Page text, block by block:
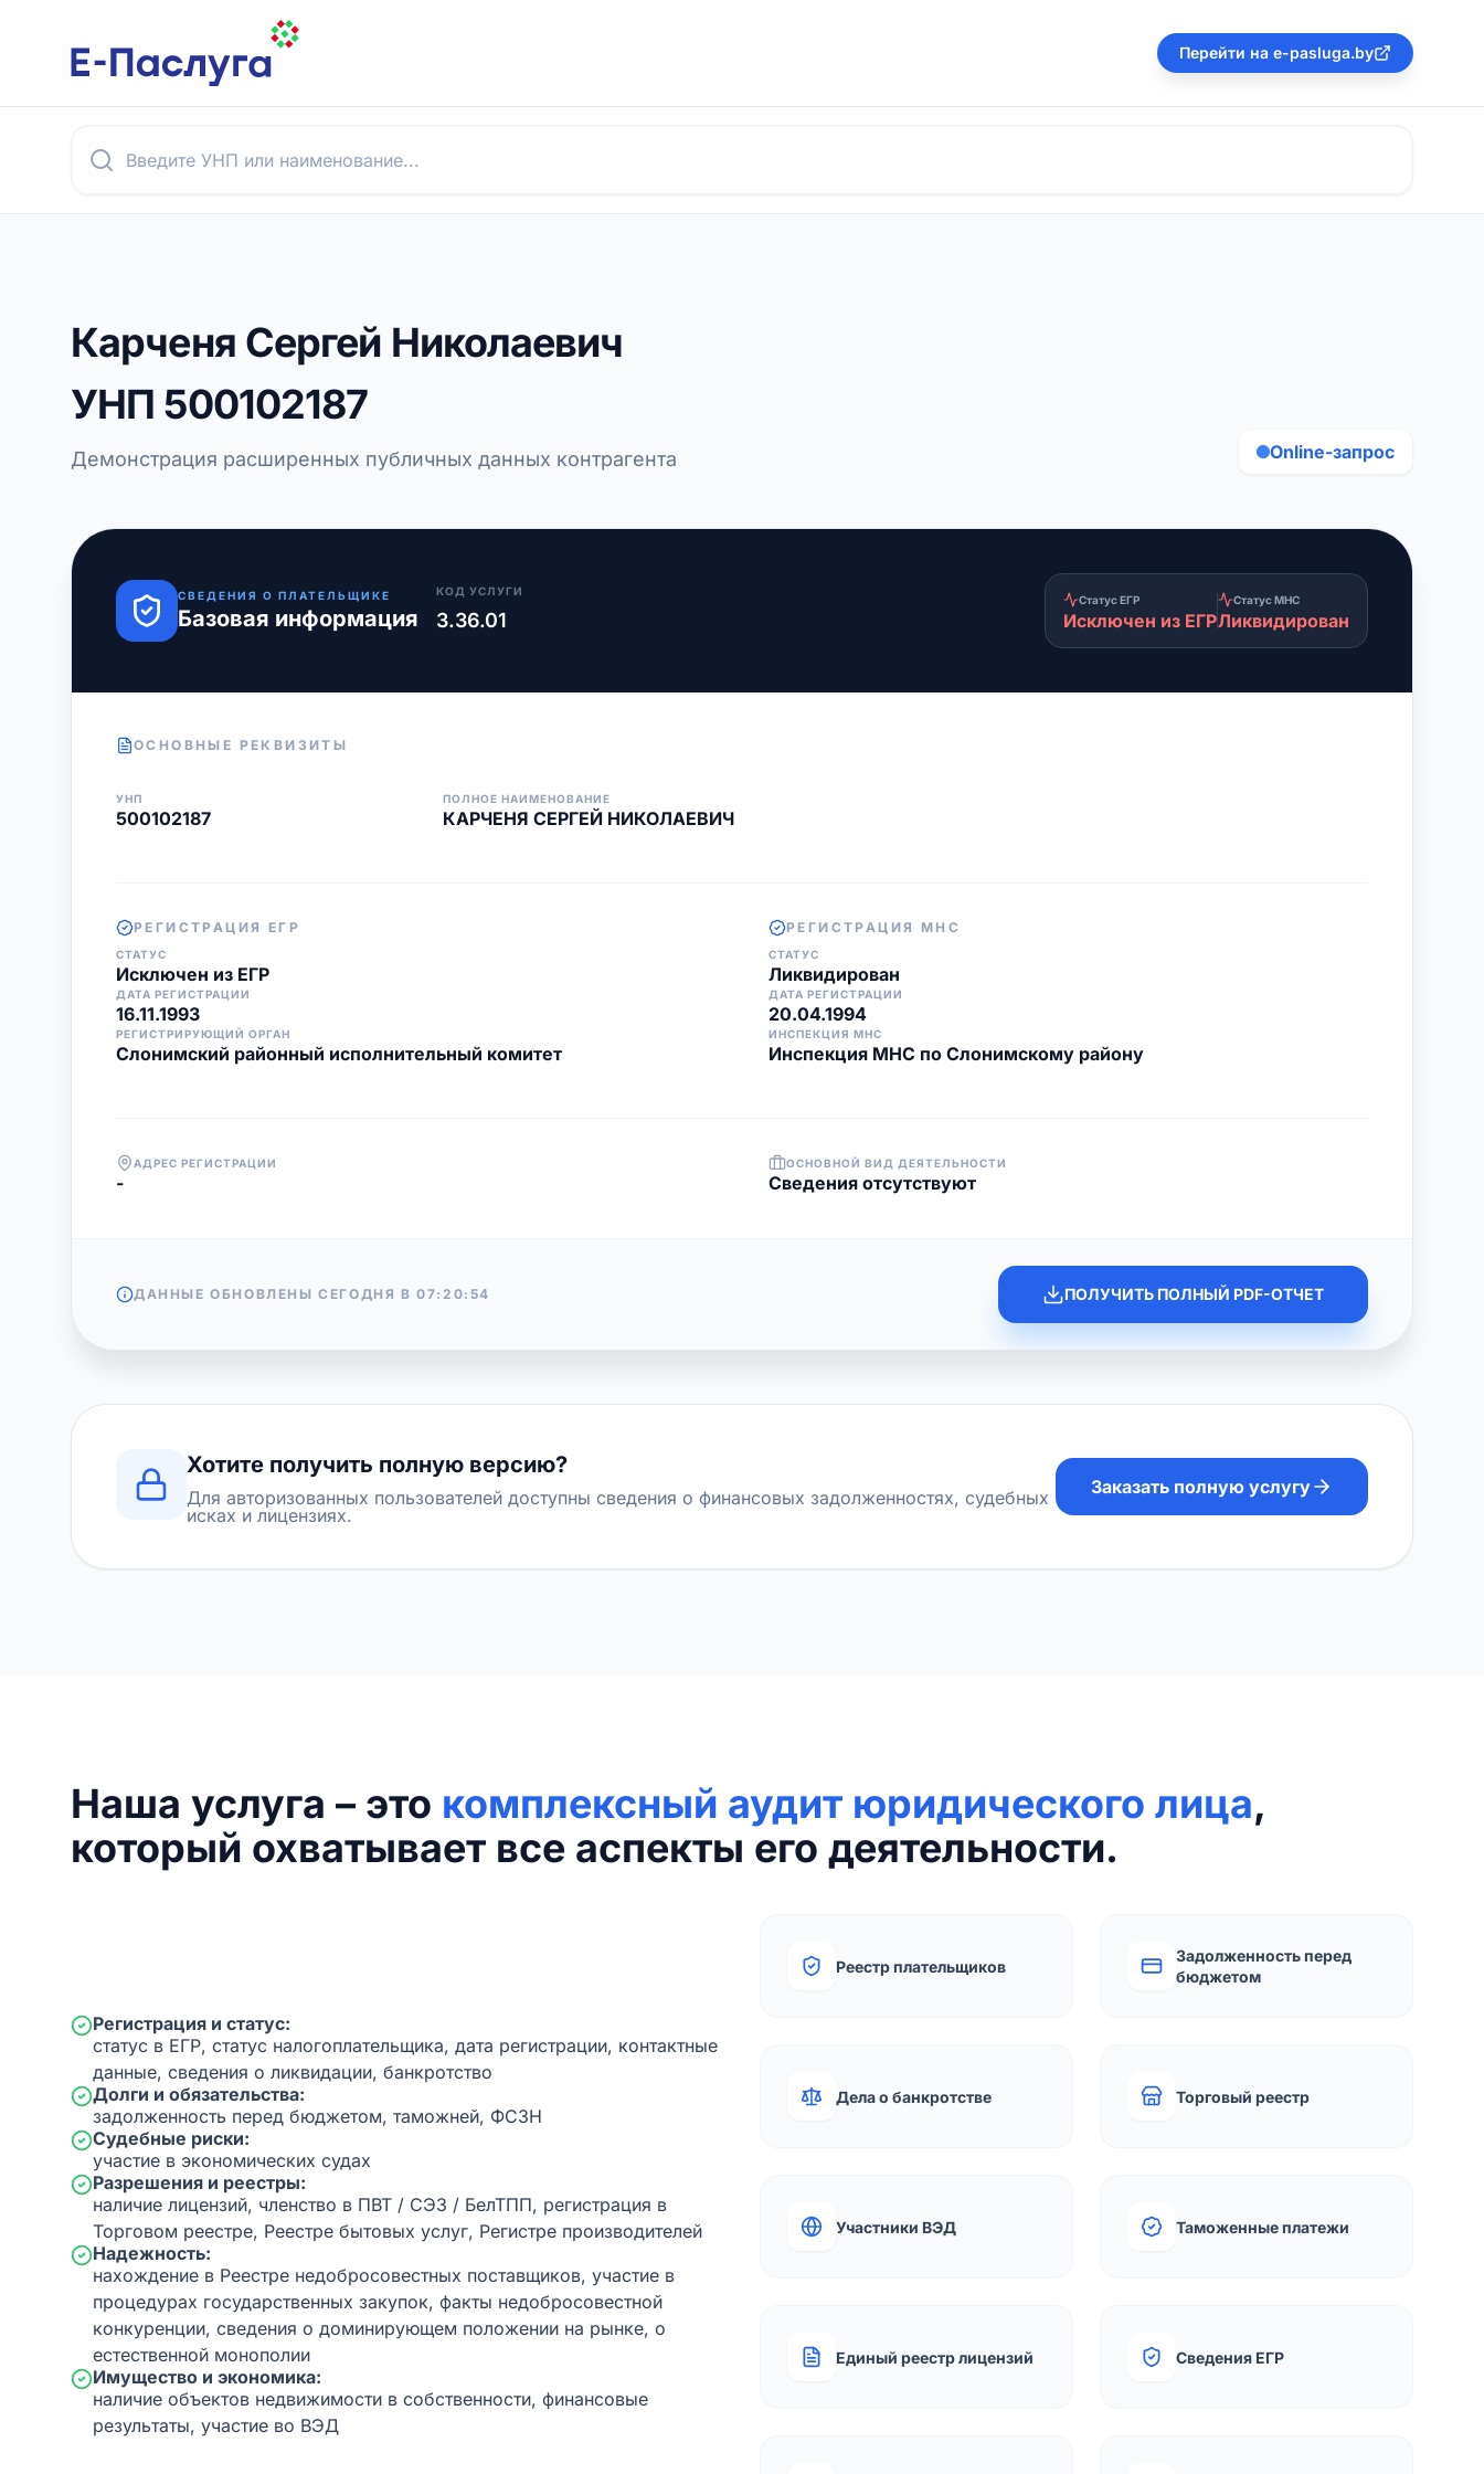
Перейти на e-pasluga.by
Карченя Сергей Николаевич
УНП 500102187
Демонстрация расширенных публичных данных контрагента Online-запрос
СВЕДЕНИЯ О ПЛАТЕЛЬЩИКЕ
Базовая информация
КОД УСЛУГИ
3.36.01
Статус ЕГР
Исключен из ЕГР
Статус МНС
Ликвидирован
ОСНОВНЫЕ РЕКВИЗИТЫ
УНП
500102187
ПОЛНОЕ НАИМЕНОВАНИЕ
КАРЧЕНЯ СЕРГЕЙ НИКОЛАЕВИЧ
РЕГИСТРАЦИЯ ЕГР
СТАТУС
Исключен из ЕГР
ДАТА РЕГИСТРАЦИИ
16.11.1993
РЕГИСТРИРУЮЩИЙ ОРГАН
Слонимский районный исполнительный комитет
РЕГИСТРАЦИЯ МНС
СТАТУС
Ликвидирован
ДАТА РЕГИСТРАЦИИ
20.04.1994
ИНСПЕКЦИЯ МНС
Инспекция МНС по Слонимскому району
АДРЕС РЕГИСТРАЦИИ
-
ОСНОВНОЙ ВИД ДЕЯТЕЛЬНОСТИ
Cведения отсутствуют
ДАННЫЕ ОБНОВЛЕНЫ СЕГОДНЯ В07:20:54 ПОЛУЧИТЬ ПОЛНЫЙ PDF-ОТЧЕТ
Хотите получить полную версию?
Для авторизованных пользователей доступны сведения о финансовых задолженностях, судебных
исках и лицензиях.
Заказать полную услугу
Наша услуга – это комплексный аудит юридического лица,
который охватывает все аспекты его деятельности.
Регистрация и статус:
статус в ЕГР, статус налогоплательщика, дата регистрации, контактные
данные, сведения о ликвидации, банкротство
Долги и обязательства:
задолженность перед бюджетом, таможней, ФСЗН
Судебные риски:
участие в экономических судах
Разрешения и реестры:
наличие лицензий, членство в ПВТ / СЭЗ / БелТПП, регистрация в
Торговом реестре, Реестре бытовых услуг, Регистре производителей
Надежность:
нахождение в Реестре недобросовестных поставщиков, участие в
процедурах государственных закупок, факты недобросовестной
конкуренции, сведения о доминирующем положении на рынке, о
естественной монополии
Имущество и экономика:
наличие объектов недвижимости в собственности, финансовые
результаты, участие во ВЭД
Реестр плательщиков
Задолженность перед
бюджетом
Дела о банкротстве Торговый реестр
Участники ВЭД Таможенные платежи
Единый реестр лицензий Сведения ЕГР